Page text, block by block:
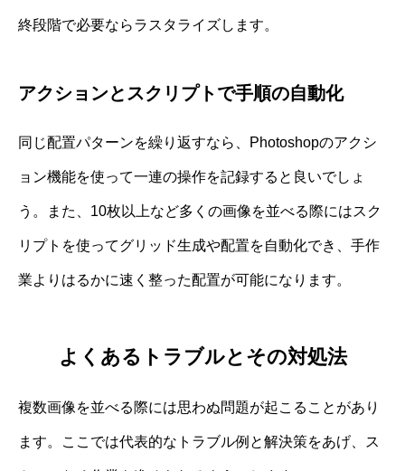
終段階で必要ならラスタライズします。
アクションとスクリプトで手順の自動化
同じ配置パターンを繰り返すなら、Photoshopのアクシ
ョン機能を使って一連の操作を記録すると良いでしょ
う。また、10枚以上など多くの画像を並べる際にはスク
リプトを使ってグリッド生成や配置を自動化でき、手作
業よりはるかに速く整った配置が可能になります。
よくあるトラブルとその対処法
複数画像を並べる際には思わぬ問題が起こることがあり
ます。ここでは代表的なトラブル例と解決策をあげ、ス